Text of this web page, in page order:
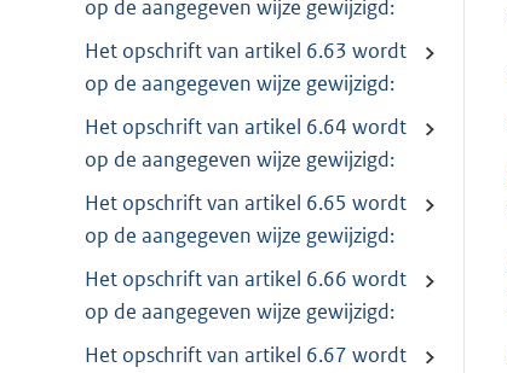
op de aangegeven wijze gewijzigd:
Het opschrift van artikel 6.63 wordt
op de aangegeven wijze gewijzigd:
Het opschrift van artikel 6.64 wordt
op de aangegeven wijze gewijzigd:
Het opschrift van artikel 6.65 wordt
op de aangegeven wijze gewijzigd:
Het opschrift van artikel 6.66 wordt
op de aangegeven wijze gewijzigd:
Het opschrift van artikel 6.67 wordt